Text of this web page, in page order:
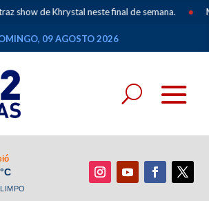
neste final de semana. • Mapeamento
09 AGOSTO 2026
°C